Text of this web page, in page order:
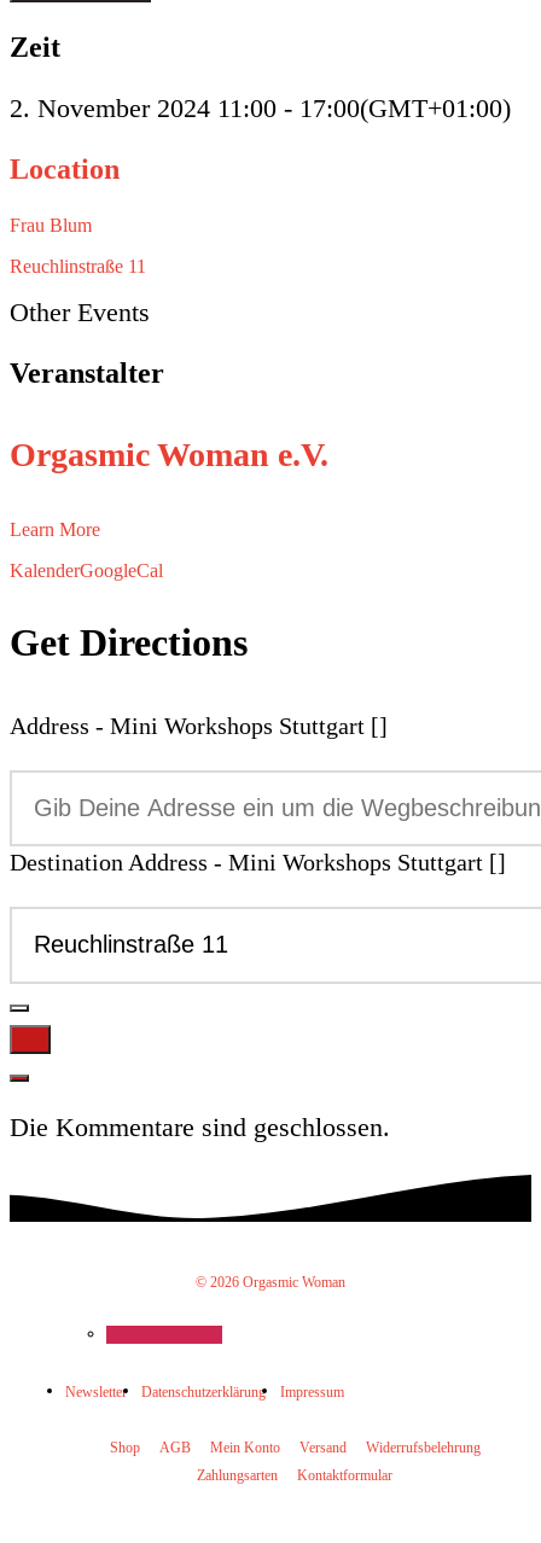
Zeit
2. November 2024 11:00 - 17:00(GMT+01:00)
Location
Frau Blum
Reuchlinstraße 11
Other Events
Veranstalter
Orgasmic Woman e.V.
Learn More
KalenderGoogleCal
Get Directions
Address - Mini Workshops Stuttgart []
Destination Address - Mini Workshops Stuttgart []
Die Kommentare sind geschlossen.
© 2026 Orgasmic Woman
Newsletter Datenschutzerklärung Impressum
Shop AGB Mein Konto Versand
Widerrufsbelehrung
Zahlungsarten
Kontaktformular